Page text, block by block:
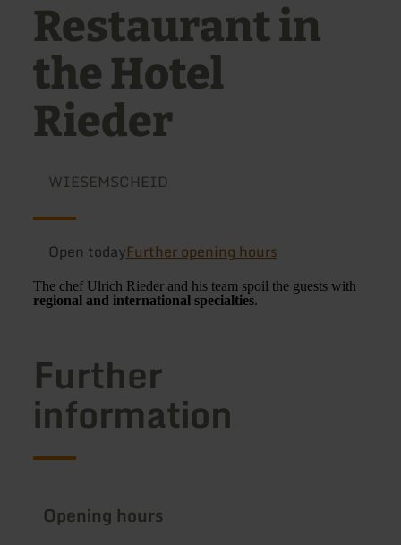
Restaurant in
the Hotel
Rieder
WIESEMSCHEID
Open todayFurther opening hours
The chef Ulrich Rieder and his team spoil the guests with
regional and international specialties.
Further
information
Opening hours